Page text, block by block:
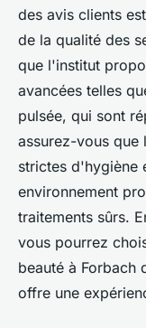
des avis clients
de la qualité des
que l'institut
avancées telles
pulsée, qui sont
assurez-vous que
strictes d'hygiène
environnement
traitements sûrs.
vous pourrez
beauté à Forbach
offre une